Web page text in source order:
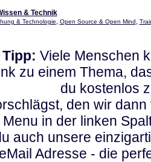
& Technik
& Technologie, Open Source & Open Mind,
Tipp: Viele Menschen
zu einem Thema,
du kostenlos
den wir
Menu in der linken
auch unsere
eMail Adresse - die